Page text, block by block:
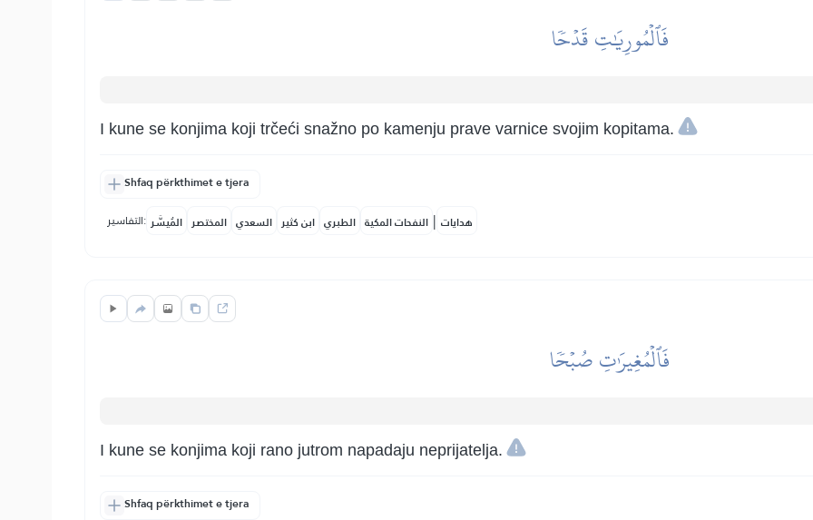
فَٱلۡمُورِيَٰتِ قَدۡحٗا
I kune se konjima koji trčeći snažno po kamenju prave varnice svojim kopitama.
Shfaq përkthimet e tjera
التفاسير: المُيسَّر المختصر السعدي ابن كثير الطبري النفحات المكية | هدايات
فَٱلۡمُغِيرَٰتِ صُبۡحٗا
I kune se konjima koji rano jutrom napadaju neprijatelja.
Shfaq përkthimet e tjera